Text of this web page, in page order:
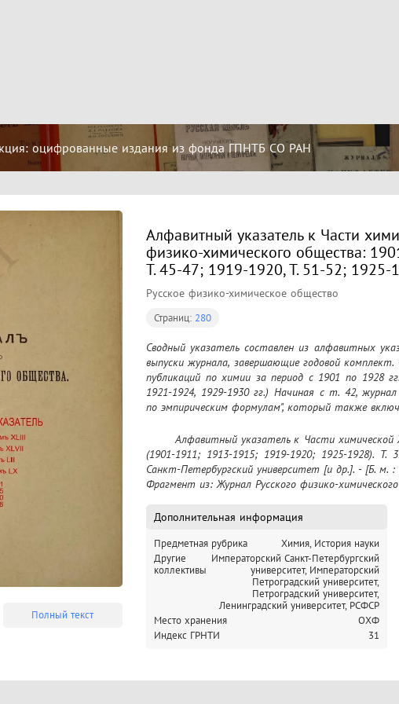
оцифрованные издания из фонда ГПНТБ СО РАН
Полный текст
Алфавитный указатель к Части
физико-химического общества:
Т. 45-47; 1919-1920, Т. 51-52; 1925-
Русское физико-химическое общество
Страниц: 280
Сводный указатель составлен из алфавитных
выпуски журнала, завершающие годовой
публикаций по химии за период с 1901 по 1928
1921-1924, 1929-1930 гг.) Начиная с т. 42, журнал
по эмпирическим формулам", который также
(1901-1911; 1913-1915; 1919-1920; 1925-1928).
Санкт-Петербургский университет [и др.]. - [Б. м. :
Фрагмент из: Журнал Русского физико-
Дополнительная информация
Предметная рубрика
Химия, История науки
Другие
коллективы
Императорский Санкт-Петербургский
университет, Императорский
Петроградский университет,
Петроградский университет,
Ленинградский университет, РСФСР
Место хранения
ОХФ
Индекс ГРНТИ
31